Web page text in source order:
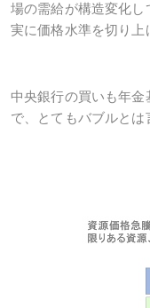
場の需給が構造変化
実に価格水準を切り上
中央銀行の買いも年
で、とてもバブルとは